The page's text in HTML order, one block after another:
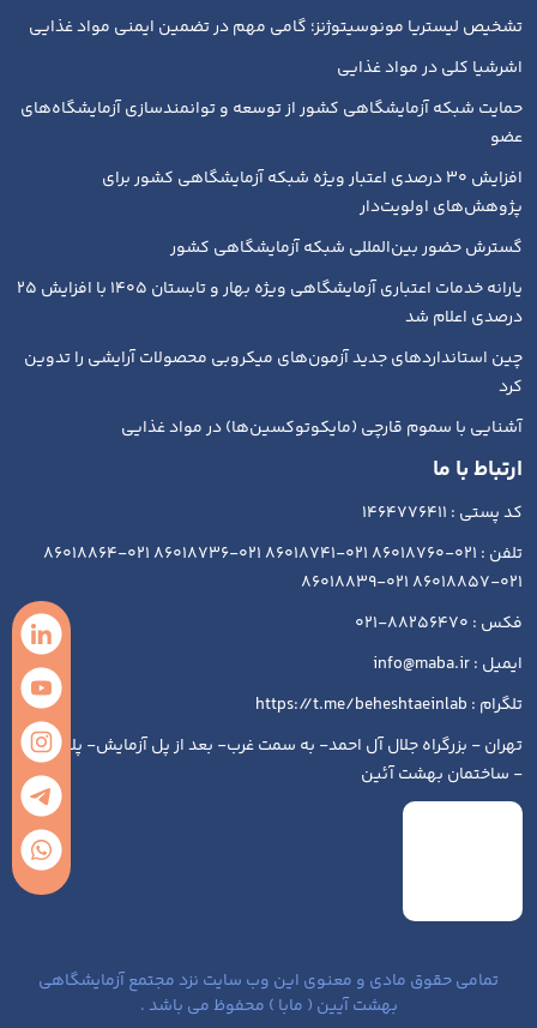
تشخیص لیستریا مونوسیتوژنز؛ گامی مهم در تضمین ایمنی مواد غذایی
اشرشیا کلی در مواد غذایی
حمایت شبکه آزمایشگاهی کشور از توسعه و توانمندسازی آزمایشگاه‌های
عضو
افزایش ۳۰ درصدی اعتبار ویژه شبکه آزمایشگاهی کشور برای
پژوهش‌های اولویت‌دار
گسترش حضور بین‌المللی شبکه آزمایشگاهی کشور
یارانه خدمات اعتباری آزمایشگاهی ویژه بهار و تابستان ۱۴۰۵ با افزایش ۲۵
درصدی اعلام شد
چین استانداردهای جدید آزمون‌های میکروبی محصولات آرایشی را تدوین
کرد
آشنایی با سموم قارچی (مایکوتوکسین‌ها) در مواد غذایی
ارتباط با ما
کد پستی : 1464776411
تلفن : 021-86018760 021-86018741 021-86018736 021-86018864
021-86018857 021-86018839
فکس : 88256470-021
ایمیل : info@maba.ir
تلگرام : https://t.me/beheshtaeinlab
تهران - بزرگراه جلال آل احمد- به سمت غرب- بعد از پل آزمایش- پلاک ۱۹۳
- ساختمان بهشت آئین
تمامی حقوق مادی و معنوی این وب سایت نزد مجتمع آزمایشگاهی
بهشت آیین ( مابا ) محفوظ می باشد .